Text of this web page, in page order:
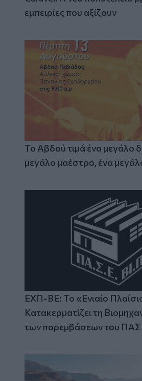
εμπειρίες που αξίζουν
Το Αβδού τιμά ένα μεγάλο
μεγάλο μαέστρο, ένα
ΕΧΠ-ΒΕ: Το «Ενιαίο
Κατακερματίζει τη
των παρεμβάσεων του